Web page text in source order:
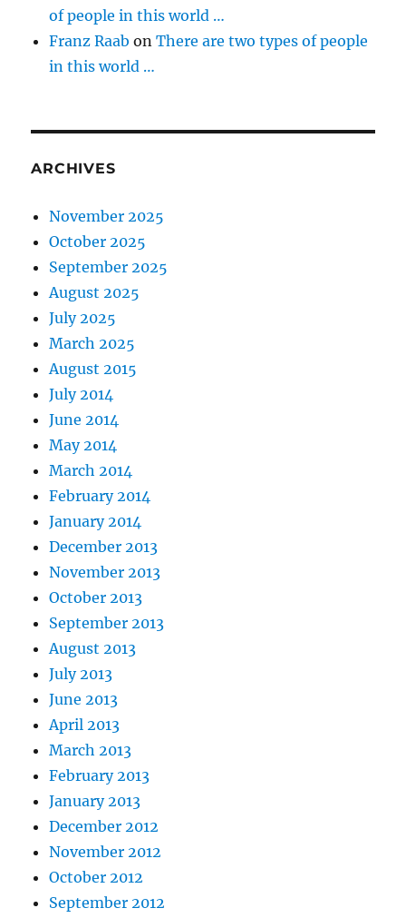
of people in this world …
Franz Raab onThere are two types of people
in this world …
ARCHIVES
November 2025
October 2025
September 2025
August 2025
July 2025
March 2025
August 2015
July 2014
June 2014
May 2014
March 2014
February 2014
January 2014
December 2013
November 2013
October 2013
September 2013
August 2013
July 2013
June 2013
April 2013
March 2013
February 2013
January 2013
December 2012
November 2012
October 2012
September 2012